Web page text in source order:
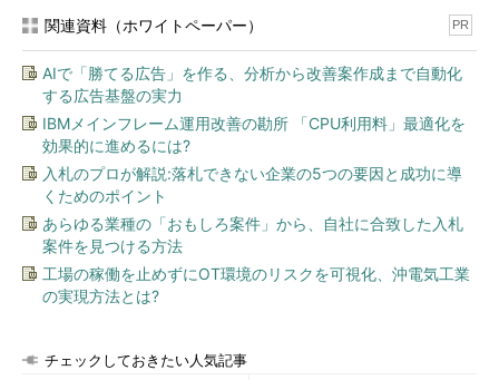
関連資料（ホワイトペーパー） PR
AIで「勝てる広告」を作る、分析から改善案作成まで自動化
する広告基盤の実力
IBMメインフレーム運用改善の勘所 「CPU利用料」最適化を
効果的に進めるには?
入札のプロが解説:落札できない企業の5つの要因と成功に導
くためのポイント
あらゆる業種の「おもしろ案件」から、自社に合致した入札
案件を見つける方法
工場の稼働を止めずにOT環境のリスクを可視化、沖電気工業
の実現方法とは?
チェックしておきたい人気記事